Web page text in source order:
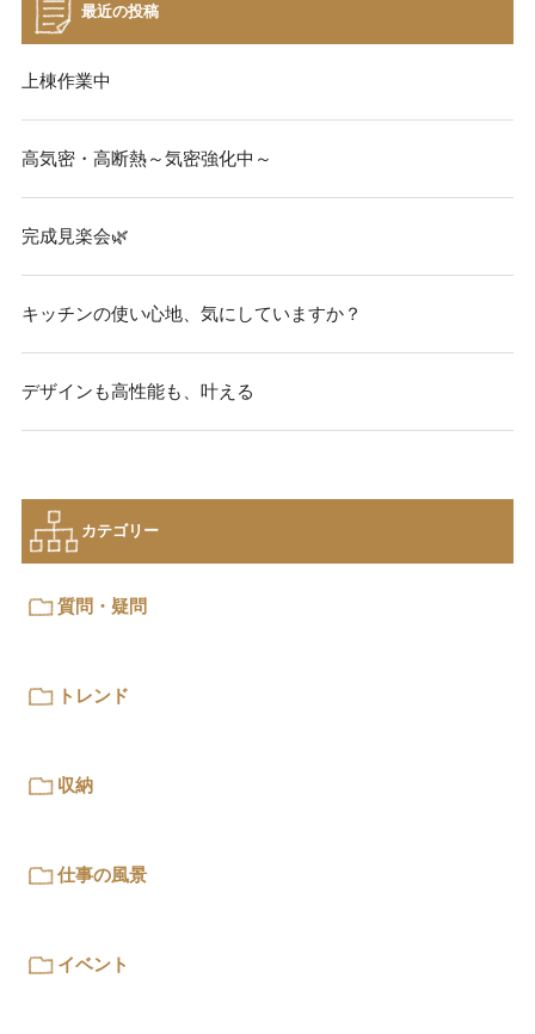
最近の投稿
上棟作業中
高気密・高断熱～気密強化中～
完成見楽会🌿
キッチンの使い心地、気にしていますか？
デザインも高性能も、叶える
カテゴリー
質問・疑問
トレンド
収納
仕事の風景
イベント